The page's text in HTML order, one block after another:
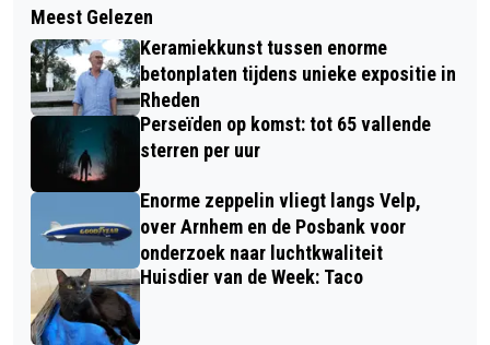
OVER WERELDVROUWEN
EEN VERWENMIDDAG OP DE DAG VAN
DE MANTELZORG VOOR
MANTELZORGERS
Meest Gelezen
Keramiekkunst tussen enorme
betonplaten tijdens unieke expositie in
Rheden
Perseïden op komst: tot 65 vallende
sterren per uur
Enorme zeppelin vliegt langs Velp,
over Arnhem en de Posbank voor
onderzoek naar luchtkwaliteit
Huisdier van de Week: Taco